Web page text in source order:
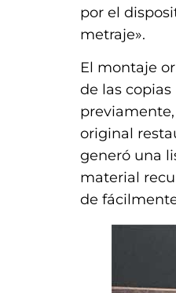
por el
metraje».
El montaje
de las
original
generó una
material
de